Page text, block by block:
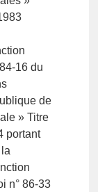
16 du
de
» Titre
portant
n° 86-33